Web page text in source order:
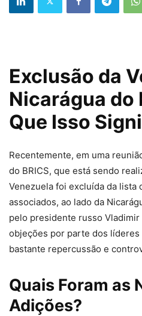
Exclusão da
Nicarágua do
Que Isso
Recentemente, em uma
do BRICS, que está sendo
Venezuela foi excluída da lista
associados, ao lado da
pelo presidente russo
objeções por parte dos
bastante repercussão e
Quais Foram as
Adições?